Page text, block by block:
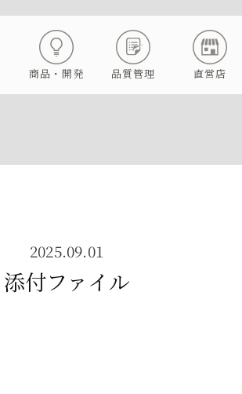
商品・開発 品質管理 直営店
2025.09.01
添付ファイル